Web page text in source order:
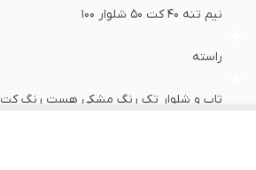
نیم تنه ۴۰ کت ۵۰ شلوار ۱۰۰
راسته
تاپ و شلوار تک رنگ مشکی هست رنگ